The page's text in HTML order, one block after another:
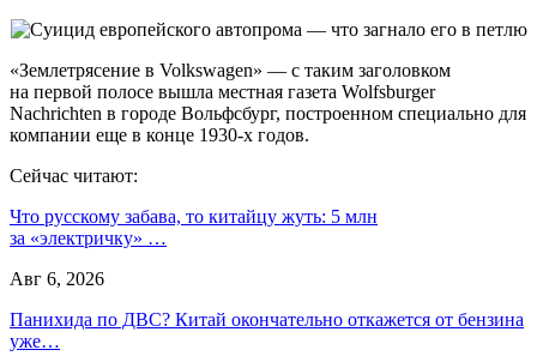
«Землетрясение в Volkswagen» — с таким заголовком
на первой полосе вышла местная газета Wolfsburger
Nachrichten в городе Вольфсбург, построенном специально для
компании еще в конце 1930-х годов.
Сейчас читают:
Что русскому забава, то китайцу жуть: 5 млн
за «электричку» …
Авг 6, 2026
Панихида по ДВС? Китай окончательно откажется от бензина
уже…